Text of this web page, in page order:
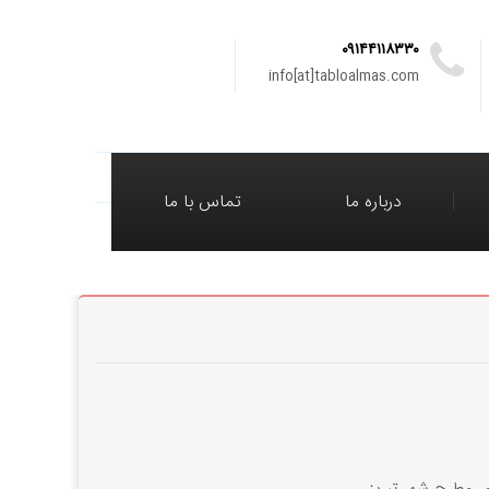
۰۹۱۴۴۱۱۸۳۳۰
info[at]tabloalmas.com
درباره ما تماس با ما